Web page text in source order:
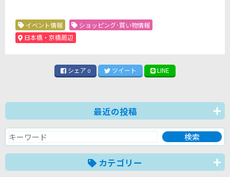
イベント情報
ショッピング･買い物情報
日本橋・京橋周辺
シェア 0 ツイート LINE
最近の投稿
カテゴリー